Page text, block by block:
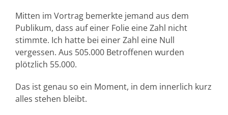
Mitten im Vortrag bemerkte jemand aus dem
Publikum, dass auf einer Folie eine Zahl nicht
stimmte. Ich hatte bei einer Zahl eine Null
vergessen. Aus 505.000 Betroffenen wurden
plötzlich 55.000.
Das ist genau so ein Moment, in dem innerlich kurz
alles stehen bleibt.